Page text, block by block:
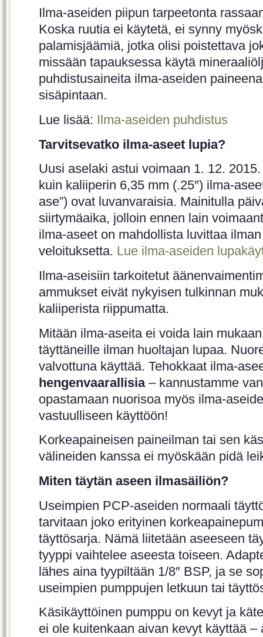
Ilma-aseiden piipun tarpeetonta
Koska ruutia ei käytetä, ei synny
palamisjäämiä, jotka olisi poistettava
missään tapauksessa käytä
puhdistusaineita ilma-aseiden
sisäpintaan.
Lue lisää: Ilma-aseiden puhdistus
Tarvitsevatko ilma-aseet lupia?
Uusi aselaki astui voimaan 1. 12.
kuin kaliiperin 6,35 mm (.25″) ilma-
ase”) ovat luvanvaraisia. Mainitulla
siirtymäaika, jolloin ennen lain
ilma-aseet on mahdollista luvittaa
veloituksetta. Lue ilma-aseiden
Ilma-aseisiin tarkoitetut
ammukset eivät nykyisen tulkinnan
kaliiperista riippumatta.
Mitään ilma-aseita ei voida lain
täyttäneille ilman huoltajan lupaa.
valvottuna käyttää. Tehokkaat ilma-
hengenvaarallisia – kannustamme
opastamaan nuorisoa myös ilma-
vastuulliseen käyttöön!
Korkeapaineisen paineilman tai sen
välineiden kanssa ei myöskään pidä
Miten täytän aseen ilmasäiliön?
Useimpien PCP-aseiden normaali
tarvitaan joko erityinen
täyttösarja. Nämä liitetään aseeseen
tyyppi vaihtelee aseesta toiseen.
lähes aina tyypiltään 1/8″ BSP, ja se
useimpien pumppujen letkuun tai
Käsikäyttöinen pumppu on kevyt ja
ei ole kuitenkaan aivan kevyt käyttää